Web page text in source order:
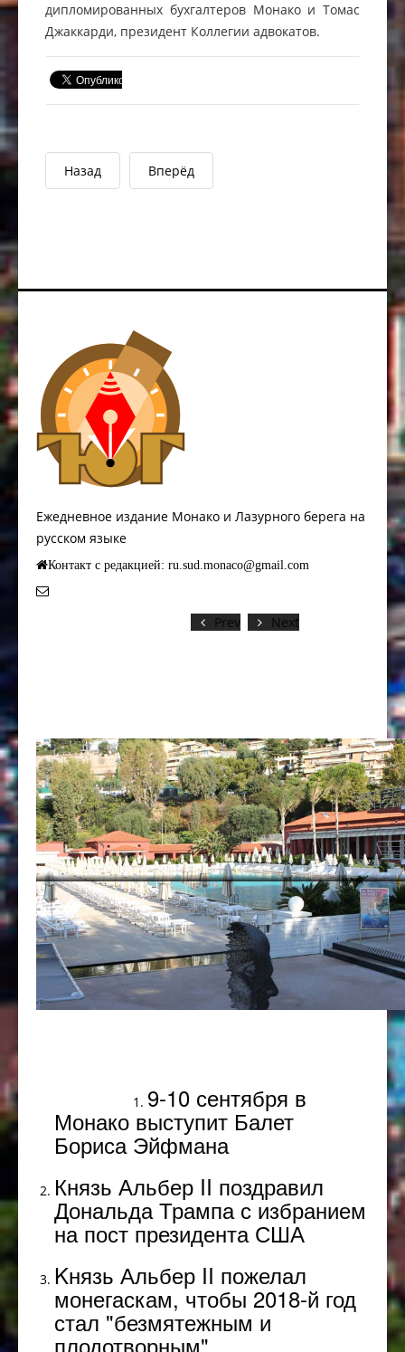
дипломированных бухгалтеров Монако и Томас
Джаккарди, президент Коллегии адвокатов.
Назад Вперёд
Ежедневное издание Монако и Лазурного берега на
русском языке
Контакт с редакцией: ru.sud.monaco@gmail.com
Prev Next
9-10 сентября в
Монако выступит Балет
Бориса Эйфмана
Князь Альбер II поздравил
Дональда Трампа с избранием
на пост президента США
Kнязь Альбер II пожелал
монегаскам, чтобы 2018-й год
стал "безмятежным и
плодотворным"